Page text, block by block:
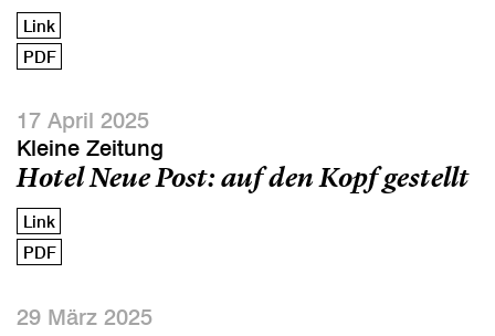
Link
PDF
17 April 2025
Kleine Zeitung
Hotel Neue Post: auf den Kopf gestellt
Link
PDF
29 März 2025